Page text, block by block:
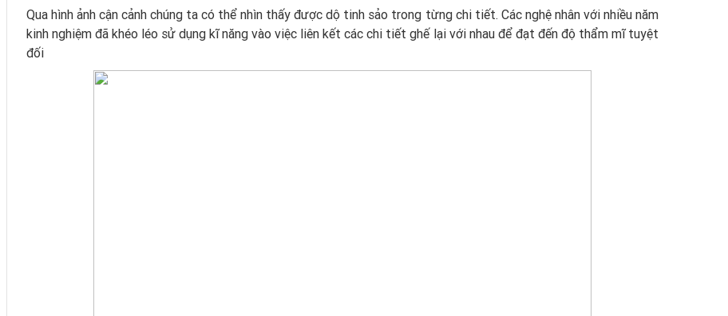
Qua hình ảnh cận cảnh chúng ta có thể nhìn thấy được dộ tinh sảo trong từng chi tiết. Các nghệ nhân với nhiều năm
kinh nghiệm đã khéo léo sử dụng kĩ năng vào việc liên kết các chi tiết ghế lại với nhau để đạt đến độ thẩm mĩ tuyệt
đối